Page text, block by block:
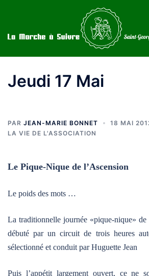
contenu
Jeudi 17 Mai
PAR JEAN-MARIE BONNET
18 MAI
LA VIE DE L'ASSOCIATION
Le Pique-Nique de l’Ascension
Le poids des mots …
La traditionnelle journée «pique-nique» de
débuté par un circuit de trois heures
sélectionné et conduit par Huguette Jean
Puis l’appétit largement ouvert, ce ne